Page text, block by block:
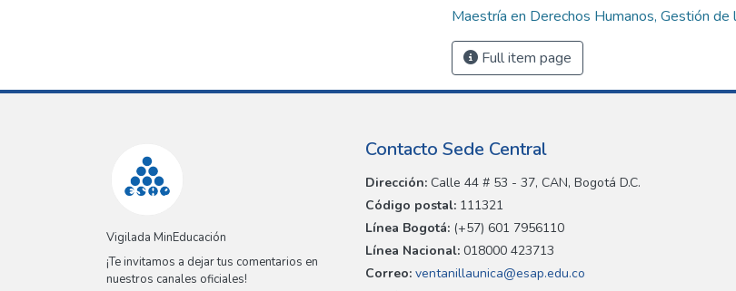
Maestría en Derechos Humanos, Gestión de
Full item page
Vigilada MinEducación
¡Te invitamos a dejar tus comentarios en
nuestros canales oficiales!
Contacto Sede Central
Dirección: Calle 44 # 53 - 37, CAN, Bogotá D.C.
Código postal: 111321
Línea Bogotá: (+57) 601 7956110
Línea Nacional: 018000 423713
Correo: ventanillaunica@esap.edu.co